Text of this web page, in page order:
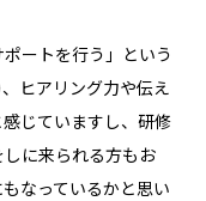
ートを行う」という
ヒアリング力や伝え
じていますし、研修
に来られる方もお
なっているかと思い